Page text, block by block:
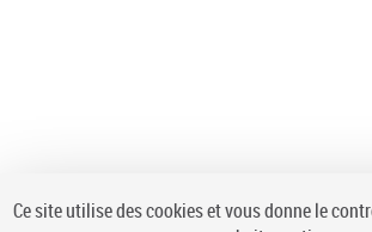
Ce site utilise des cookies et vous donne le